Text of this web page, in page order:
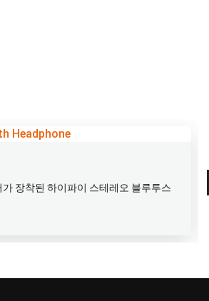
가 장착된 하이파이 스테레오 블루투스